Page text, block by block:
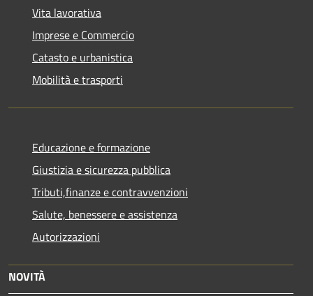
Vita lavorativa
Imprese e Commercio
Catasto e urbanistica
Mobilità e trasporti
Educazione e formazione
Giustizia e sicurezza pubblica
Tributi,finanze e contravvenzioni
Salute, benessere e assistenza
Autorizzazioni
NOVITÀ